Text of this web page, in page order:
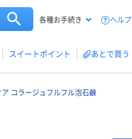
各種お手続き ヘルプ
スイートポイント あとで買う
コラージュフルフル泡石鹸